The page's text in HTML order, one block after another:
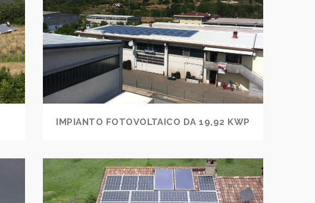
IMPIANTO FOTOVOLTAICO DA 19,92 KWP